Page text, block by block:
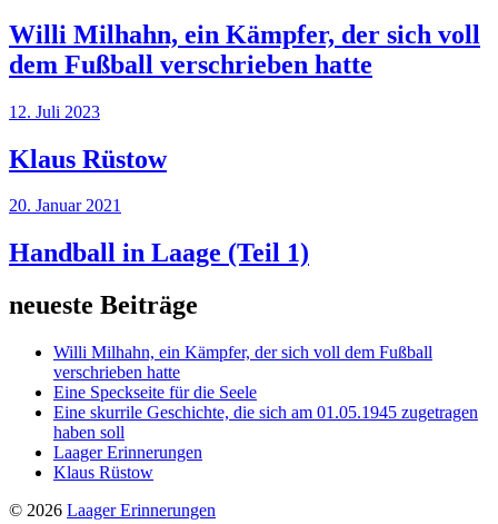
Willi Milhahn, ein Kämpfer, der sich voll
dem Fußball verschrieben hatte
12. Juli 2023
Klaus Rüstow
20. Januar 2021
Handball in Laage (Teil 1)
neueste Beiträge
Willi Milhahn, ein Kämpfer, der sich voll dem Fußball
verschrieben hatte
Eine Speckseite für die Seele
Eine skurrile Geschichte, die sich am 01.05.1945 zugetragen
haben soll
Laager Erinnerungen
Klaus Rüstow
© 2026 Laager Erinnerungen